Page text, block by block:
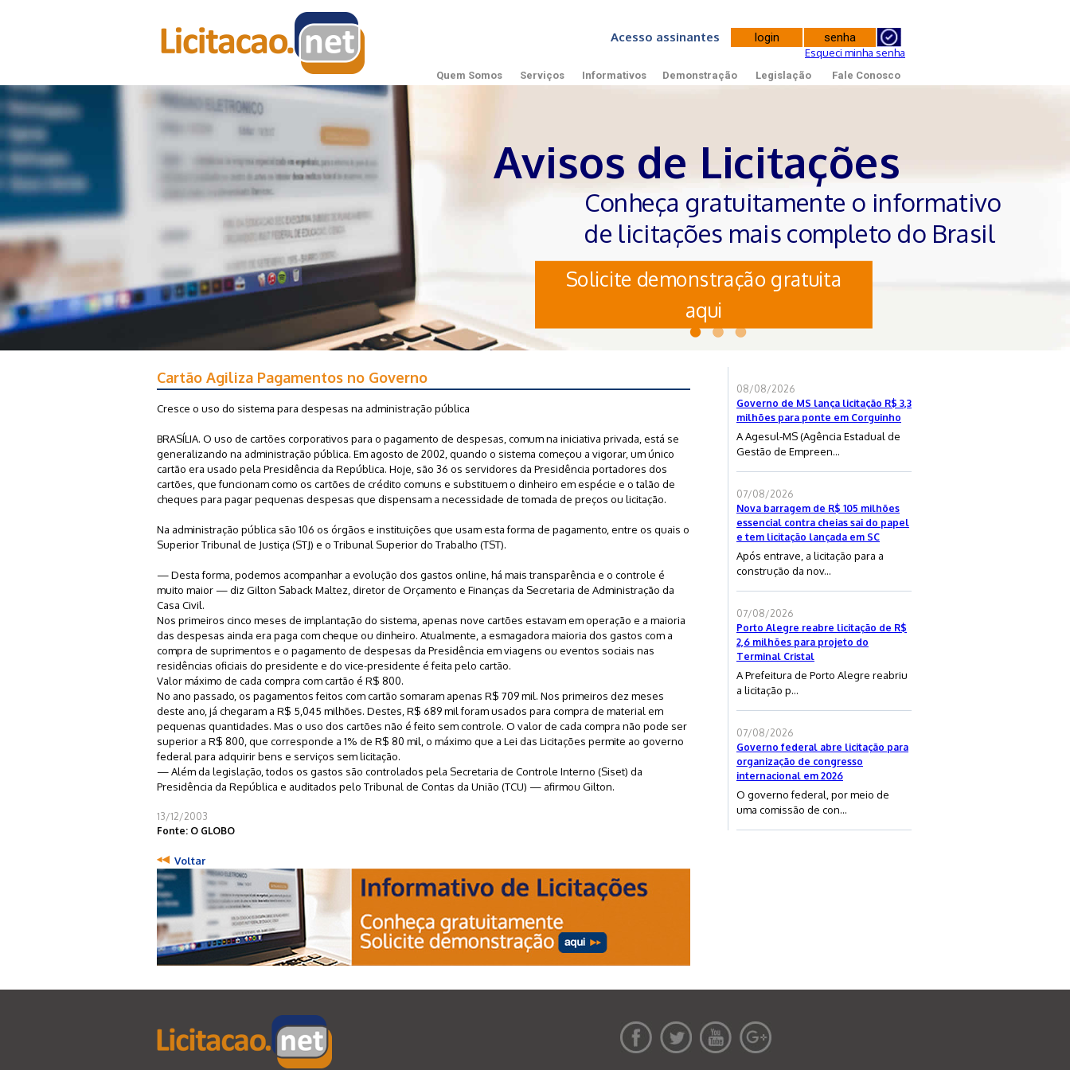
Acesso assinantes
Esqueci minha senha
Quem Somos Serviços Informativos Demonstração Legislação Fale Conosco
Avisos de Licitações
Conheça gratuitamente o informativo
de licitações mais completo do Brasil
Solicite demonstração gratuita
aqui
Cartão Agiliza Pagamentos no Governo
Cresce o uso do sistema para despesas na administração pública
BRASÍLIA. O uso de cartões corporativos para o pagamento de despesas, comum na iniciativa privada, está se
generalizando na administração pública. Em agosto de 2002, quando o sistema começou a vigorar, um único
cartão era usado pela Presidência da República. Hoje, são 36 os servidores da Presidência portadores dos
cartões, que funcionam como os cartões de crédito comuns e substituem o dinheiro em espécie e o talão de
cheques para pagar pequenas despesas que dispensam a necessidade de tomada de preços ou licitação.
Na administração pública são 106 os órgãos e instituições que usam esta forma de pagamento, entre os quais o
Superior Tribunal de Justiça (STJ) e o Tribunal Superior do Trabalho (TST).
— Desta forma, podemos acompanhar a evolução dos gastos online, há mais transparência e o controle é
muito maior — diz Gilton Saback Maltez, diretor de Orçamento e Finanças da Secretaria de Administração da
Casa Civil.
Nos primeiros cinco meses de implantação do sistema, apenas nove cartões estavam em operação e a maioria
das despesas ainda era paga com cheque ou dinheiro. Atualmente, a esmagadora maioria dos gastos com a
compra de suprimentos e o pagamento de despesas da Presidência em viagens ou eventos sociais nas
residências oficiais do presidente e do vice-presidente é feita pelo cartão.
Valor máximo de cada compra com cartão é R$ 800.
No ano passado, os pagamentos feitos com cartão somaram apenas R$ 709 mil. Nos primeiros dez meses
deste ano, já chegaram a R$ 5,045 milhões. Destes, R$ 689 mil foram usados para compra de material em
pequenas quantidades. Mas o uso dos cartões não é feito sem controle. O valor de cada compra não pode ser
superior a R$ 800, que corresponde a 1% de R$ 80 mil, o máximo que a Lei das Licitações permite ao governo
federal para adquirir bens e serviços sem licitação.
— Além da legislação, todos os gastos são controlados pela Secretaria de Controle Interno (Siset) da
Presidência da República e auditados pelo Tribunal de Contas da União (TCU) — afirmou Gilton.
13/12/2003
Fonte: O GLOBO
Voltar
08/08/2026
Governo de MS lança licitação R$ 3,3
milhões para ponte em Corguinho
A Agesul-MS (Agência Estadual de
Gestão de Empreen...
07/08/2026
Nova barragem de R$ 105 milhões
essencial contra cheias sai do papel
e tem licitação lançada em SC
Após entrave, a licitação para a
construção da nov...
07/08/2026
Porto Alegre reabre licitação de R$
2,6 milhões para projeto do
Terminal Cristal
A Prefeitura de Porto Alegre reabriu
a licitação p...
07/08/2026
Governo federal abre licitação para
organização de congresso
internacional em 2026
O governo federal, por meio de
uma comissão de con...